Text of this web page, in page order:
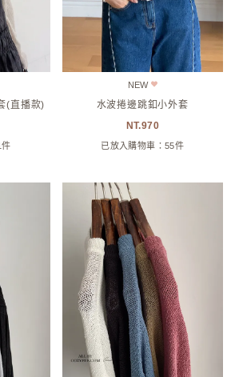
(直播款)
件
NEW
水波捲邊跳釦小外套
970
已放入購物車：55件